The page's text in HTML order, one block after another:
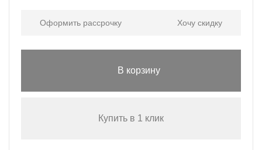
Оформить рассрочку Хочу скидку
В корзину
Купить в 1 клик